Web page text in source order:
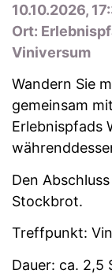
10.10.2026,
Ort:
Viniversum
Wandern Sie
gemeinsam
Erlebnispfads
Den
Stockbrot.
Treffpunkt:
Dauer: ca. 2,5